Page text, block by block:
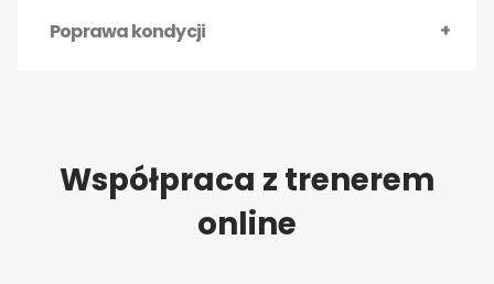
Poprawa kondycji
Współpraca z trenerem
online